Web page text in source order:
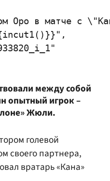
Оро в матче с
между собой
опытный игрок –
Жюли.
голевой
своего партнера,
вратарь «Кана»